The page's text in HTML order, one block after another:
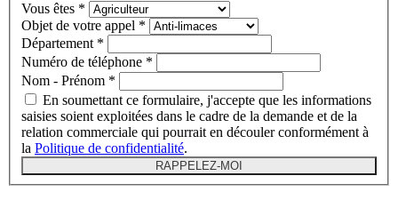
Vous êtes *
Objet de votre appel *
Département *
Numéro de téléphone *
Nom - Prénom *
En soumettant ce formulaire, j'accepte que les informations
saisies soient exploitées dans le cadre de la demande et de la
relation commerciale qui pourrait en découler conformément à
la Politique de confidentialité.
RAPPELEZ-MOI